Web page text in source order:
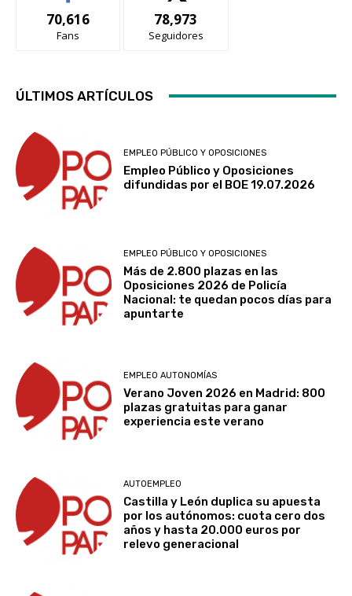
70,616
Fans
78,973
Seguidores
ÚLTIMOS ARTÍCULOS
EMPLEO PÚBLICO Y OPOSICIONES
Empleo Público y Oposiciones
difundidas por el BOE 19.07.2026
EMPLEO PÚBLICO Y OPOSICIONES
Más de 2.800 plazas en las
Oposiciones 2026 de Policía
Nacional: te quedan pocos días para
apuntarte
EMPLEO AUTONOMÍAS
Verano Joven 2026 en Madrid: 800
plazas gratuitas para ganar
experiencia este verano
AUTOEMPLEO
Castilla y León duplica su apuesta
por los autónomos: cuota cero dos
años y hasta 20.000 euros por
relevo generacional